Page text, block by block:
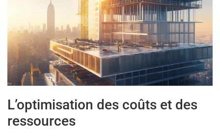
L’optimisation des coûts et des
ressources